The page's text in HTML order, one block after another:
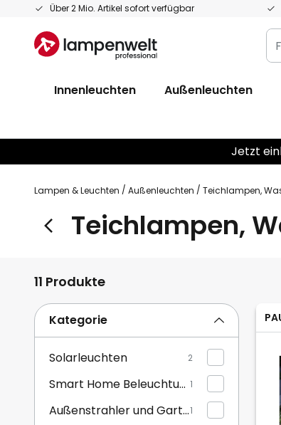
Über 2 Mio. Artikel sofort verfügbar
Zum
springen
Innenleuchten Außenleuchten
Jetzt
Lampen & Leuchten Außenleuchten Teichlampen,
Teichlampen,
Kategorie
Solarleuchten 2
Smart Home Beleuchtung 1
Außenstrahler und Gartenstrahler1
11 Produkte